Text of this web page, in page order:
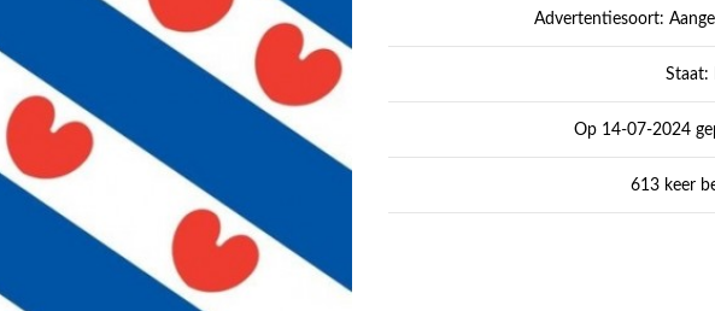
Advertentiesoort:
Staat:
Op 14-07-2024
613 keer